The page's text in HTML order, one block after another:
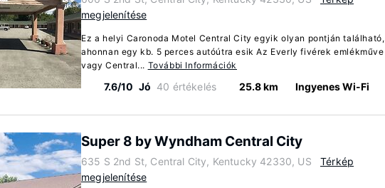
megjelenítése
Ez a helyi Caronoda Motel Central City egyik olyan pontján található,
ahonnan egy kb. 5 perces autóútra esik Az Everly fivérek emlékműve
vagy Central... További Információk
7.6/10 Jó 40 értékelés 25.8 km Ingyenes Wi-Fi
Super 8 by Wyndham Central City
635 S 2nd St, Central City, Kentucky 42330, US
Térkép
megjelenítése